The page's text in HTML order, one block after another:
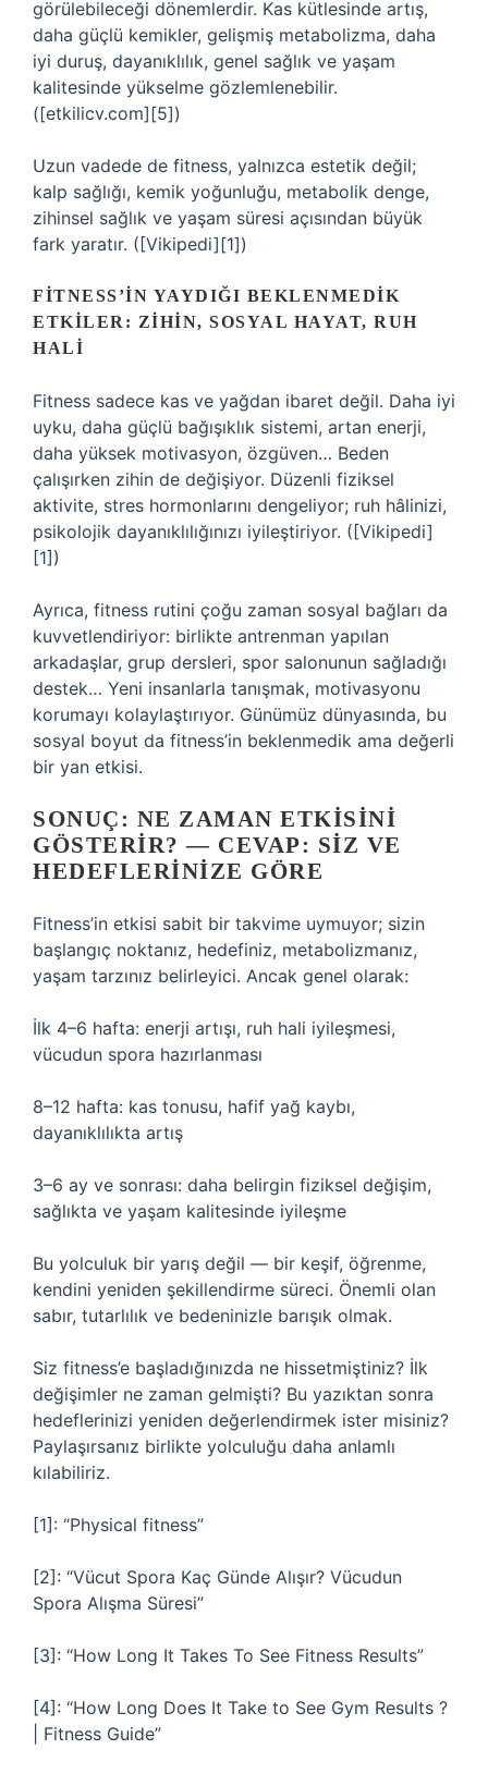
görülebileceği dönemlerdir. Kas kütlesinde artış,
daha güçlü kemikler, gelişmiş metabolizma, daha
iyi duruş, dayanıklılık, genel sağlık ve yaşam
kalitesinde yükselme gözlemlenebilir.
([etkilicv.com][5])
Uzun vadede de fitness, yalnızca estetik değil;
kalp sağlığı, kemik yoğunluğu, metabolik denge,
zihinsel sağlık ve yaşam süresi açısından büyük
fark yaratır. ([Vikipedi][1])
FITNESS’IN YAYDIĞI BEKLENMEDIK
ETKILER: ZIHIN, SOSYAL HAYAT, RUH
HALI
Fitness sadece kas ve yağdan ibaret değil. Daha iyi
uyku, daha güçlü bağışıklık sistemi, artan enerji,
daha yüksek motivasyon, özgüven… Beden
çalışırken zihin de değişiyor. Düzenli fiziksel
aktivite, stres hormonlarını dengeliyor; ruh hâlinizi,
psikolojik dayanıklılığınızı iyileştiriyor. ([Vikipedi]
[1])
Ayrıca, fitness rutini çoğu zaman sosyal bağları da
kuvvetlendiriyor: birlikte antrenman yapılan
arkadaşlar, grup dersleri, spor salonunun sağladığı
destek… Yeni insanlarla tanışmak, motivasyonu
korumayı kolaylaştırıyor. Günümüz dünyasında, bu
sosyal boyut da fitness’in beklenmedik ama değerli
bir yan etkisi.
SONUÇ: NE ZAMAN ETKISINI
GÖSTERIR? — CEVAP: SIZ VE
HEDEFLERINIZE GÖRE
Fitness’in etkisi sabit bir takvime uymuyor; sizin
başlangıç noktanız, hedefiniz, metabolizmanız,
yaşam tarzınız belirleyici. Ancak genel olarak:
İlk 4–6 hafta: enerji artışı, ruh hali iyileşmesi,
vücudun spora hazırlanması
8–12 hafta: kas tonusu, hafif yağ kaybı,
dayanıklılıkta artış
3–6 ay ve sonrası: daha belirgin fiziksel değişim,
sağlıkta ve yaşam kalitesinde iyileşme
Bu yolculuk bir yarış değil — bir keşif, öğrenme,
kendini yeniden şekillendirme süreci. Önemli olan
sabır, tutarlılık ve bedeninizle barışık olmak.
Siz fitness’e başladığınızda ne hissetmiştiniz? İlk
değişimler ne zaman gelmişti? Bu yazıktan sonra
hedeflerinizi yeniden değerlendirmek ister misiniz?
Paylaşırsanız birlikte yolculuğu daha anlamlı
kılabiliriz.
[1]: “Physical fitness”
[2]: “Vücut Spora Kaç Günde Alışır? Vücudun
Spora Alışma Süresi”
[3]: “How Long It Takes To See Fitness Results”
[4]: “How Long Does It Take to See Gym Results ?
| Fitness Guide”